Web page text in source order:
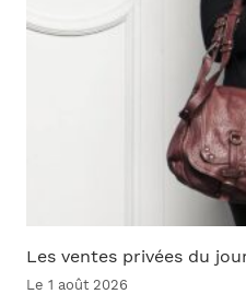
Les ventes privées du
Le 1 août 2026